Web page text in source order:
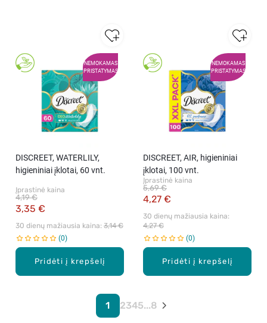
NEMOKAMAS
PRISTATYMAS
Pridėti į krepšelį
DISCREET, WATERLILY,
higieniniai įklotai, 60 vnt.
Įprastinė kaina
3,35 €
4,19 €
30 dienų mažiausia kaina: 3,14 €
0
NEMOKAMAS
PRISTATYMAS
Pridėti į krepšelį
DISCREET, AIR, higieniniai
įklotai, 100 vnt.
Įprastinė kaina
4,27 €
5,69 €
30 dienų mažiausia kaina:
4,27 €
0
1 2345...8